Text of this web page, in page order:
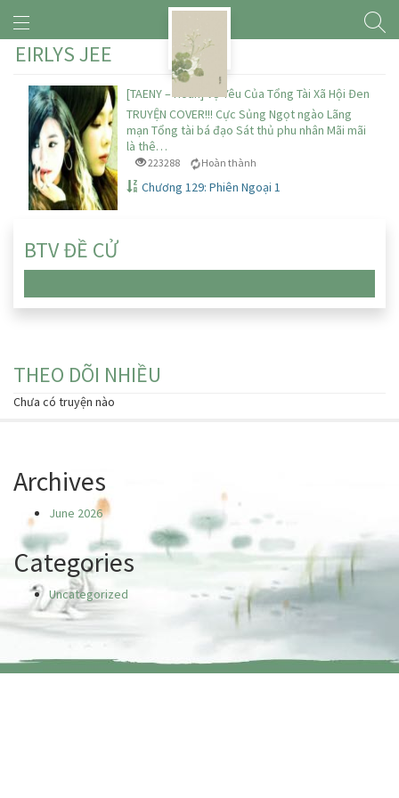
EIRLYS JEE
[TAENY – Hoàn] Vợ Yêu Của Tổng Tài Xã Hội Đen
TRUYỆN COVER!!! Cực Sủng Ngọt ngào Lãng
mạn Tổng tài bá đạo Sát thủ phu nhân Mãi mãi
là thê…
223288 Hoàn thành
Chương 129: Phiên Ngoại 1
BTV ĐỀ CỬ
THEO DÕI NHIỀU
Chưa có truyện nào
Archives
June 2026
Categories
Uncategorized